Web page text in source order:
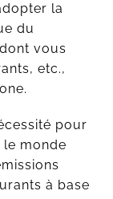
la
du
vous
etc.,
pour
le monde
à base